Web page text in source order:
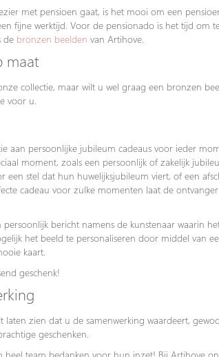
met pensioen gaat, is het mooi om een
fijne werktijd. Voor de pensionado is het tijd om
de bronzen beelden van Artihove.
maat
collectie, maar wilt u wel graag een bronzen
voor u.
aan persoonlijke jubileum cadeaus voor ieder
moment, zoals een persoonlijk of zakelijk
een stel dat hun huwelijksjubileum viert, of een
cadeau voor zulke momenten laat de
bericht namens de kunstenaar waarin
het beeld te personaliseren door middel van
kaart.
geschenk!
laten zien dat u de samenwerking waardeert,
geschenken.
heel team bedanken voor hun inzet! Bij Artihove